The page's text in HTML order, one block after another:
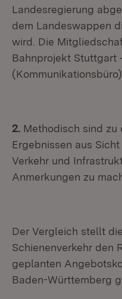
Landesregierung
dem Landeswappen
wird. Die
Bahnprojekt Stuttgart
2. Methodisch sind zu
Ergebnissen aus
Verkehr und
Anmerkungen zu
Der Vergleich stellt
Schienenverkehr den
geplanten
Baden-Württemberg